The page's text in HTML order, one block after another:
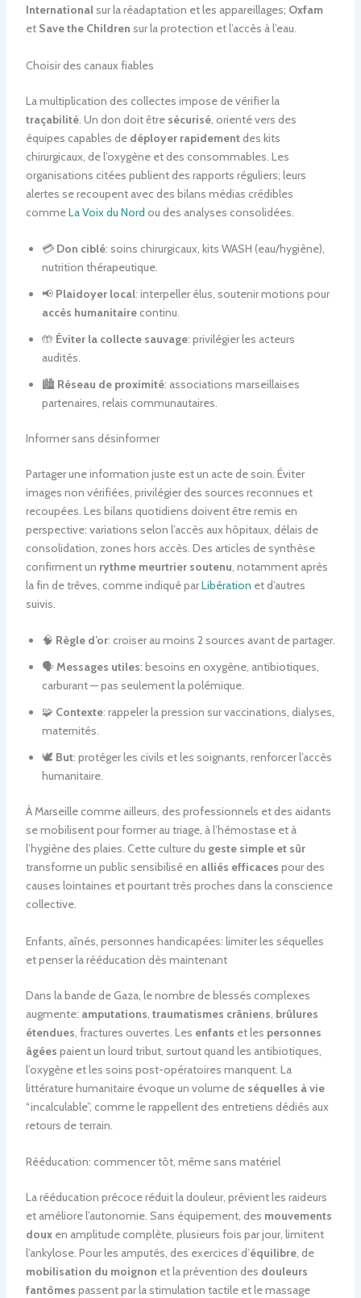
Internationalsur la réadaptation et les appareillages; Oxfam
et Save the Children sur la protection et l’accès à l’eau.
Choisir des canaux fiables
La multiplication des collectes impose de vérifier la
traçabilité. Un don doit être sécurisé, orienté vers des
équipes capables de déployer rapidementdes kits
chirurgicaux, de l’oxygène et des consommables. Les
organisations citées publient des rapports réguliers; leurs
alertes se recoupent avec des bilans médias crédibles
commeLa Voix du Nord ou des analyses consolidées.
💳 Don ciblé: soins chirurgicaux, kits WASH (eau/hygiène),
nutrition thérapeutique.
📢 Plaidoyer local: interpeller élus, soutenir motions pour
accès humanitairecontinu.
🤲 Éviter la collecte sauvage: privilégier les acteurs
audités.
🏙️ Réseau de proximité: associations marseillaises
partenaires, relais communautaires.
Informer sans désinformer
Partager une information juste est un acte de soin. Éviter
images non vérifiées, privilégier des sources reconnues et
recoupées. Les bilans quotidiens doivent être remis en
perspective: variations selon l’accès aux hôpitaux, délais de
consolidation, zones hors accès. Des articles de synthèse
confirment un rythme meurtrier soutenu, notamment après
la fin de trêves, comme indiqué parLibération et d’autres
suivis.
🧠 Règle d’or: croiser au moins 2 sources avant de partager.
🗣️Messages utiles: besoins en oxygène, antibiotiques,
carburant — pas seulement la polémique.
🧩 Contexte: rappeler la pression sur vaccinations, dialyses,
maternités.
🕊️ But: protéger les civils et les soignants, renforcer l’accès
humanitaire.
À Marseille comme ailleurs, des professionnels et des aidants
se mobilisent pour former au triage, à l’hémostase et à
l’hygiène des plaies. Cette culture du geste simple et sûr
transforme un public sensibilisé en alliés efficaces pour des
causes lointaines et pourtant très proches dans la conscience
collective.
Enfants, aînés, personnes handicapées: limiter les séquelles
et penser la rééducation dès maintenant
Dans la bande de Gaza, le nombre de blessés complexes
augmente: amputations, traumatismes crâniens, brûlures
étendues, fractures ouvertes. Les enfants et les personnes
âgées paient un lourd tribut, surtout quand les antibiotiques,
l’oxygène et les soins post-opératoires manquent. La
littérature humanitaire évoque un volume de séquelles à vie
“incalculable”, comme le rappellent des entretiens dédiés aux
retours de terrain.
Rééducation: commencer tôt, même sans matériel
La rééducation précoce réduit la douleur, prévient les raideurs
et améliore l’autonomie. Sans équipement, des mouvements
douxen amplitude complète, plusieurs fois par jour, limitent
l’ankylose. Pour les amputés, des exercices d’équilibre, de
mobilisation du moignon et la prévention des douleurs
fantômes passent par la stimulation tactile et le massage